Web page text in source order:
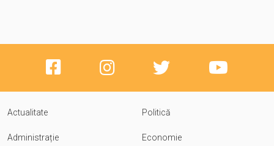
Actualitate Politică
Administrație Economie